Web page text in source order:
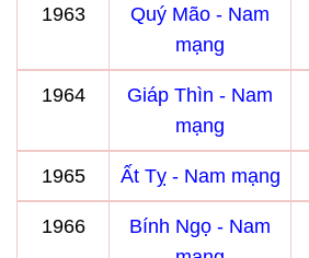
1963
Quý Mão - Nam
mạng
1964
Giáp Thìn - Nam
mạng
1965 Ất Tỵ - Nam mạng
1966
Bính Ngọ - Nam